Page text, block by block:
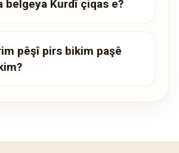
belgeya Kurdî çiqas e?
pêşî pirs bikim paşê